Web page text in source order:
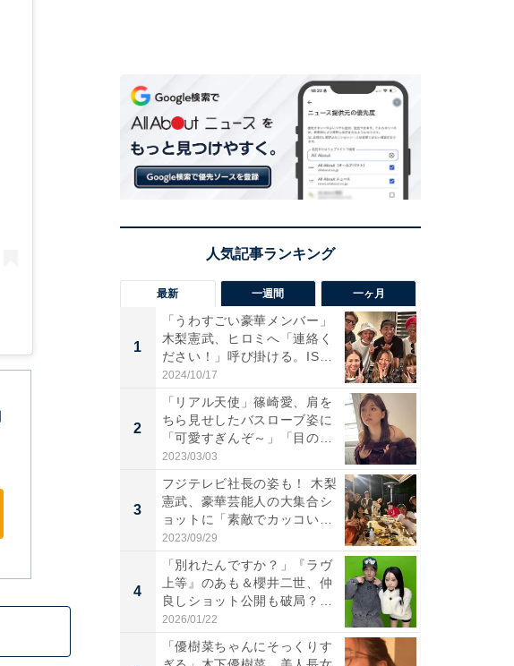
最新 一週間 一ヶ月
1
「うわすごい豪華メンバー」
木梨憲武、ヒロミへ「連絡く
ださい！」呼び掛ける。IS
S...
2024/10/17
2
「リアル天使」篠崎愛、肩を
ちら見せしたバスローブ姿に
「可愛すぎんぞ～」「目の表
情...
2023/03/03
3
フジテレビ社長の姿も！ 木梨
憲武、豪華芸能人の大集合シ
ョットに「素敵でカッコい
い...
2023/09/29
4
「別れたんですか？」『ラヴ
上等』のあも＆櫻井二世、仲
良しショット公開も破局？
「...
2026/01/22
「優樹菜ちゃんにそっくりす